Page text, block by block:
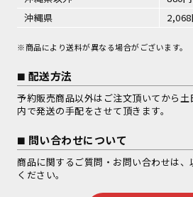
沖縄県
2,068
※商品により送料が異なる場合がございます。
配送方法
予約販売商品以外はご注文頂いてから
内で発送の手配をさせて頂きます。
問い合わせについて
商品に関するご質問・お問い合わせは
ください。